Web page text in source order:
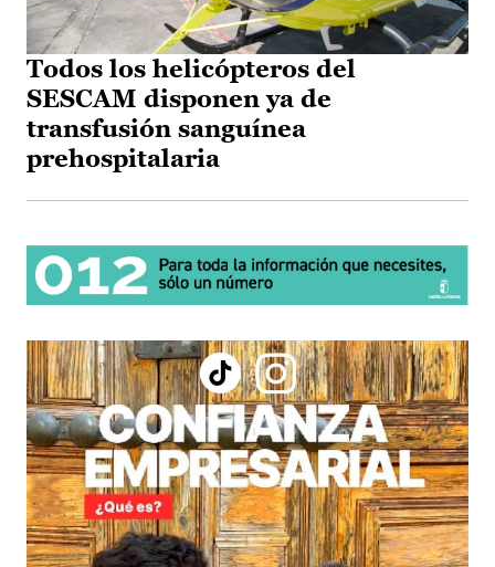
Todos los helicópteros del
SESCAM disponen ya de
transfusión sanguínea
prehospitalaria